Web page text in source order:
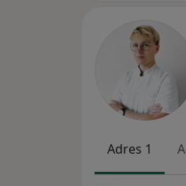
Adres 1